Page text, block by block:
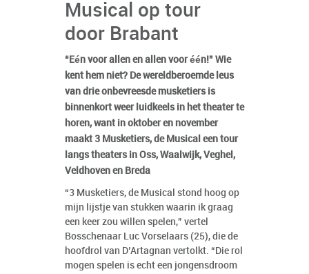
Musical op tour
door Brabant
“Eén voor allen en allen voor één!” Wie
kent hem niet? De wereldberoemde leus
van drie onbevreesde musketiers is
binnenkort weer luidkeels in het theater te
horen, want in oktober en november
maakt 3 Musketiers, de Musical een tour
langs theaters in Oss, Waalwijk, Veghel,
Veldhoven en Breda
“3 Musketiers, de Musical stond hoog op
mijn lijstje van stukken waarin ik graag
een keer zou willen spelen,” vertel
Bosschenaar Luc Vorselaars (25), die de
hoofdrol van D’Artagnan vertolkt. “Die rol
mogen spelen is echt een jongensdroom